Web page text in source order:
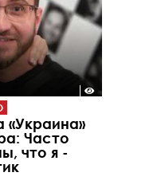
«Украина»
Часто
что я -